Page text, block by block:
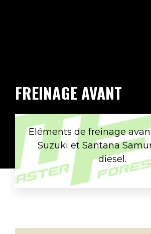
FREINAGE AVANT
Eléments de freinage
Suzuki et Santana
diesel.